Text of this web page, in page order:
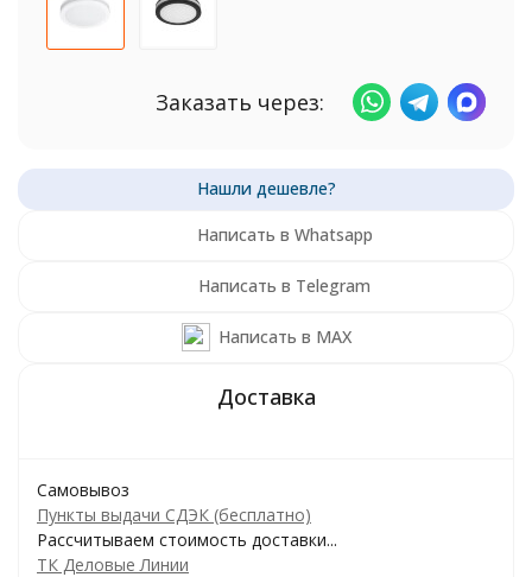
Заказать через:
Написать в Whatsapp
Написать в Telegram
Написать в MAX
Самовывоз
Пункты выдачи СДЭК (бесплатно)
Рассчитываем стоимость доставки...
ТК Деловые Линии